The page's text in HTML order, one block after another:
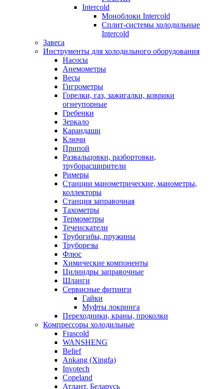
Intercold
Моноблоки Intercold
Сплит-системы холодильные
Intercold
Завеса
Инструменты для холодильного оборудования
Насосы
Анемометры
Весы
Гигрометры
Горелки, газ, зажигалки, коврики
огнеупорные
Гребенки
Зеркало
Карандаши
Ключи
Припой
Развальцовки, разбортовки,
труборасширители
Римеры
Станции манометрические, манометры,
коллекторы
Станция заправочная
Тахометры
Термометры
Течеискатели
Трубогибы, пружины
Труборезы
Флюс
Химические компоненты
Цилиндры заправочные
Шланги
Сервисные фитинги
Гайки
Муфты локринга
Переходники, краны, проколки
Компрессоры холодильные
Frascold
WANSHENG
Belief
Ankang (Xingfa)
Invotech
Copeland
Атлант. Беларусь